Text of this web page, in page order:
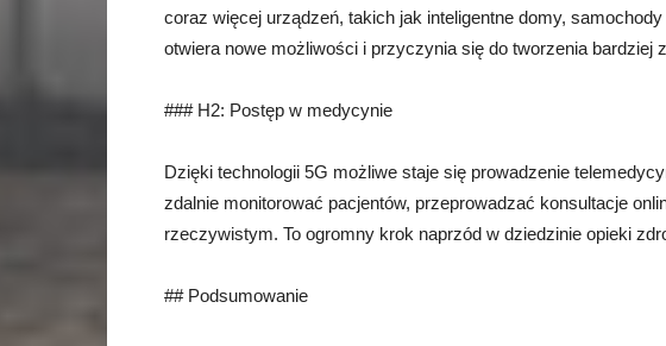
coraz więcej urządzeń, takich jak inteligentne domy,
otwiera nowe możliwości i przyczynia się do tworzenia bardziej
### H2: Postęp w medycynie
Dzięki technologii 5G możliwe staje się prowadzenie
zdalnie monitorować pacjentów, przeprowadzać konsultacje
rzeczywistym. To ogromny krok naprzód w dziedzinie opieki
## Podsumowanie